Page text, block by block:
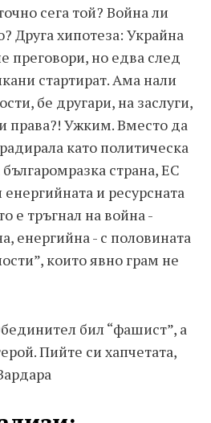
сега той? Война ли
Друга хипотеза: Украйна
преговори, но едва след
стартират. Ама нали
бе другари, на заслуги,
права?! Ужким. Вместо да
като политическа
страна, ЕС
и ресурсната
е тръгнал на война -
енергийна - с половината
които явно грам не
бил “фашист”, а
Пийте си хапчетата,